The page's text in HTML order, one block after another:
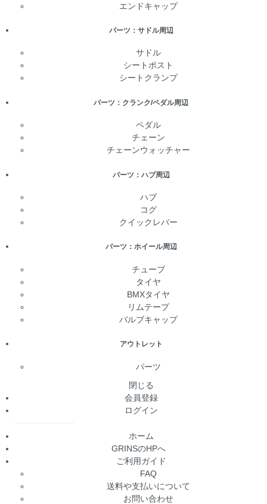
エンドキャップ
パーツ：サドル周辺
サドル
シートポスト
シートクランプ
パーツ：クランク/ペダル周辺
ペダル
チェーン
チェーンウォッチャー
パーツ：ハブ周辺
ハブ
コグ
クイックレバー
パーツ：ホイール周辺
チューブ
タイヤ
BMXタイヤ
リムテープ
バルブキャップ
アウトレット
パーツ
閉じる
会員登録
ログイン
ホーム
GRINSのHPへ
ご利用ガイド
FAQ
送料や支払いについて
お問い合わせ